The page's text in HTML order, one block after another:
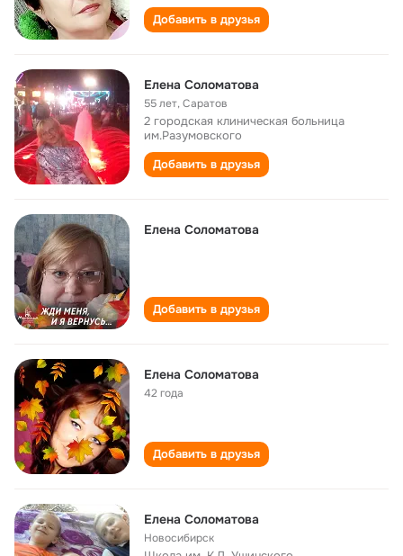
Добавить в друзья
Елена Соломатова
55 лет,Саратов
2 городская клиническая больница
им.Разумовского
Добавить в друзья
Елена Соломатова
Добавить в друзья
Елена Соломатова
42 года
Добавить в друзья
Елена Соломатова
Новосибирск